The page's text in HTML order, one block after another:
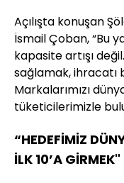
Açılışta konuşan
İsmail Çoban, “Bu
kapasite artışı
sağlamak, ihracatı
Markalarımızı
tüketicilerimizle
“HEDEFİMİZ
İLK 10’A GİRMEK"